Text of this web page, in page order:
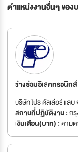
ตำแหน่งงานอื่นๆ ของ
ช่างซ่อมอิเลคทรอนิกส์
บริษัท โปร คัลเล่อร์ แล
สถานที่ปฏิบัติงาน :ก
เงินเดือน(บาท) :ตาม